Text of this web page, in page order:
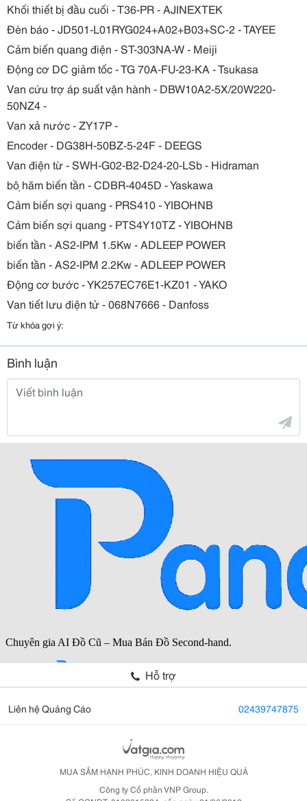
Khối thiết bị đầu cuối - T36-PR - AJINEXTEK
Đèn báo - JD501-L01RYG024+A02+B03+SC-2 - TAYEE
Cảm biến quang điện - ST-303NA-W - Meiji
Động cơ DC giảm tốc - TG 70A-FU-23-KA - Tsukasa
Van cứu trợ áp suất vận hành - DBW10A2-5X/20W220-
50NZ4 -
Van xả nước - ZY17P -
Encoder - DG38H-50BZ-5-24F - DEEGS
Van điện từ - SWH-G02-B2-D24-20-LSb - Hidraman
bộ hãm biến tần - CDBR-4045D - Yaskawa
Cảm biến sợi quang - PRS410 - YIBOHNB
Cảm biến sợi quang - PTS4Y10TZ - YIBOHNB
biến tần - AS2-IPM 1.5Kw - ADLEEP POWER
biến tần - AS2-IPM 2.2Kw - ADLEEP POWER
Động cơ bước - YK257EC76E1-KZ01 - YAKO
Van tiết lưu điện tử - 068N7666 - Danfoss
Từ khóa gợi ý:
Bình luận
Hỗ trợ
Liên hệ Quảng Cáo 02439747875
MUA SẮM HẠNH PHÚC, KINH DOANH HIỆU QUẢ
Công ty Cổ phần VNP Group.